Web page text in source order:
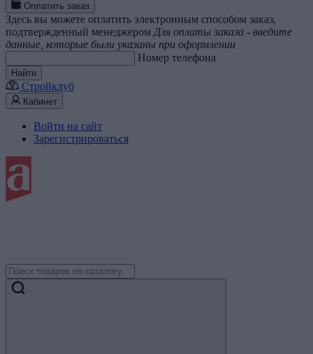
Оплатить заказ
Здесь вы можете оплатить электронным способом заказ,
подтвержденный менеджером Для оплаты заказа - введите
данные, которые были указаны при оформлении
Номер телефона
Найти
Стройклуб
Кабинет
Войти на сайт
Зарегистрироваться